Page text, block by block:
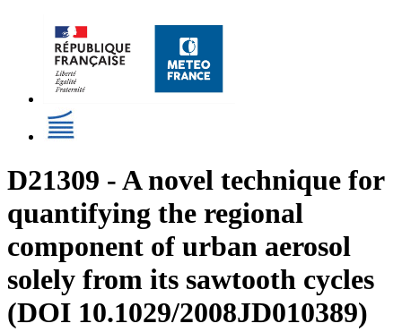
D21309 - A novel technique for
quantifying the regional
component of urban aerosol
solely from its sawtooth cycles
(DOI 10.1029/2008JD010389)